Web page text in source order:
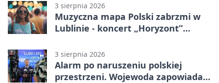
3 sierpnia 2026
Muzyczna mapa Polski zabrzmi w
Lublinie - koncert „Horyzont”
3 sierpnia 2026
Alarm po naruszeniu polskiej
przestrzeni. Wojewoda zapowiada